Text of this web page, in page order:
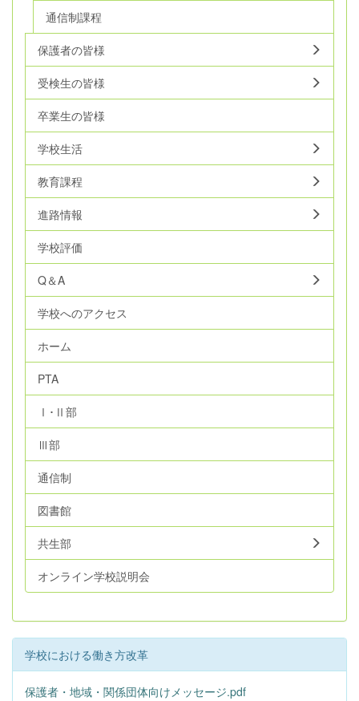
通信制課程
保護者の皆様
受検生の皆様
卒業生の皆様
学校生活
教育課程
進路情報
学校評価
Q＆A
学校へのアクセス
ホーム
PTA
Ⅰ･Ⅱ部
Ⅲ部
通信制
図書館
共生部
オンライン学校説明会
学校における働き方改革
保護者・地域・関係団体向けメッセージ.pdf